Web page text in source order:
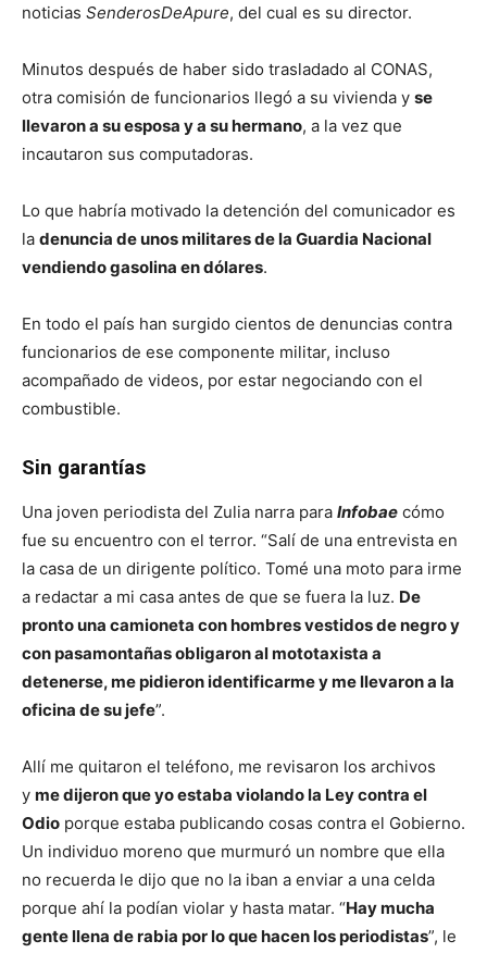
noticias SenderosDeApure, del cual es su director.
Minutos después de haber sido trasladado al CONAS,
otra comisión de funcionarios llegó a su vivienda y se
llevaron a su esposa y a su hermano, a la vez que
incautaron sus computadoras.
Lo que habría motivado la detención del comunicador es
la denuncia de unos militares de la Guardia Nacional
vendiendo gasolina en dólares.
En todo el país han surgido cientos de denuncias contra
funcionarios de ese componente militar, incluso
acompañado de videos, por estar negociando con el
combustible.
Sin garantías
Una joven periodista del Zulia narra para Infobae cómo
fue su encuentro con el terror. “Salí de una entrevista en
la casa de un dirigente político. Tomé una moto para irme
a redactar a mi casa antes de que se fuera la luz. De
pronto una camioneta con hombres vestidos de negro y
con pasamontañas obligaron al mototaxista a
detenerse, me pidieron identificarme y me llevaron a la
oficina de su jefe”.
Allí me quitaron el teléfono, me revisaron los archivos
y me dijeron que yo estaba violando la Ley contra el
Odio porque estaba publicando cosas contra el Gobierno.
Un individuo moreno que murmuró un nombre que ella
no recuerda le dijo que no la iban a enviar a una celda
porque ahí la podían violar y hasta matar. “Hay mucha
gente llena de rabia por lo que hacen los periodistas”, le